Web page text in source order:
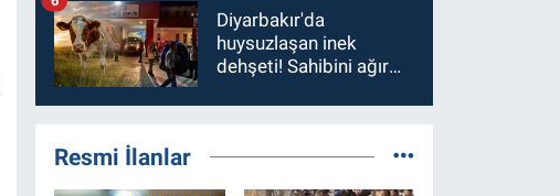
Diyarbakır'da
huysuzlaşan inek
dehşeti! Sahibini ağır
Resmi İlanlar